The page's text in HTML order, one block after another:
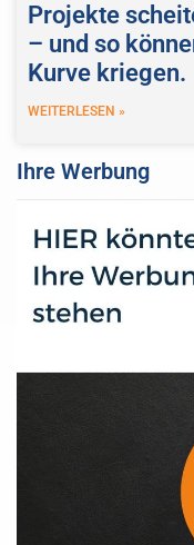
Projekte
– und so
Kurve kriegen.
WEITERLESEN »
Ihre Werbung